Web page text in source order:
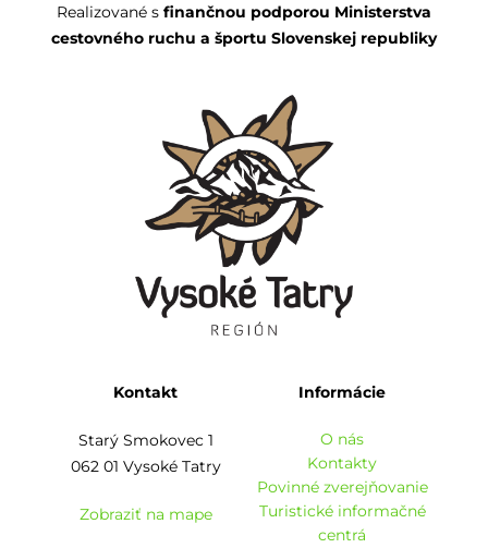
Realizované s finančnou podporou Ministerstva
cestovného ruchu a športu Slovenskej republiky
Kontakt
Starý Smokovec 1
062 01 Vysoké Tatry
Zobraziť na mape
Informácie
O nás
Kontakty
Povinné zverejňovanie
Turistické informačné
centrá